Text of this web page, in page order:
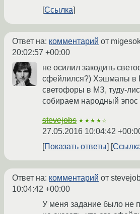
Ссылка
Ответ на: комментарий от
20:02:57 +00:00
не осилил закодить
сфейлился?) Хэшмапы в
светофоры в МЗ, туду-
собираем народный эпос
stevejobs ★★★★☆
27.05.2016 10:04:42
Показать ответы
Ответ на: комментарий от
10:04:42 +00:00
У меня задание было не